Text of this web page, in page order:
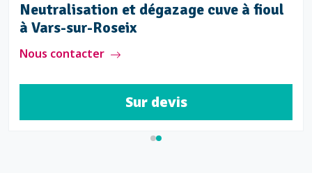
Neutralisation et dégazage cuve à fioul
à Vars-sur-Roseix
Nous contacter
Sur devis